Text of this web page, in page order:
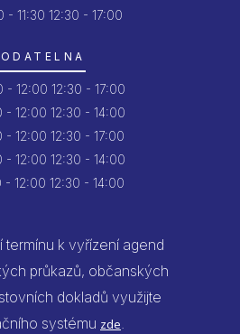
- 11:30 12:30 - 17:00
- 12:00 12:30 - 17:00
- 12:00 12:30 - 14:00
- 12:00 12:30 - 17:00
- 12:00 12:30 - 14:00
- 12:00 12:30 - 14:00
termínu k vyřízení agend
průkazů, občanských
dokladů využijte
systému zde.